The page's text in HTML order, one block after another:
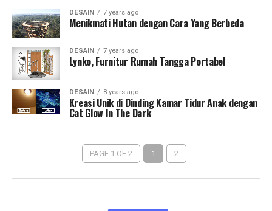
DESAIN 7 years ago
Menikmati Hutan dengan Cara Yang Berbeda
DESAIN 7 years ago
Lynko, Furnitur Rumah Tangga Portabel
DESAIN 8 years ago
Kreasi Unik di Dinding Kamar Tidur Anak dengan
Cat Glow In The Dark
PAGE 1 OF 2 1 2